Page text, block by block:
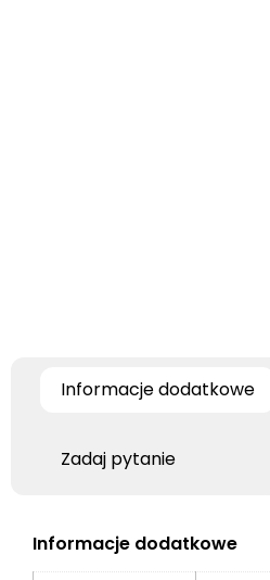
Informacje dodatkowe
Zadaj pytanie
Informacje dodatkowe